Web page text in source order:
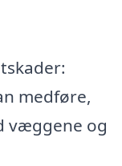
medføre,
væggene og